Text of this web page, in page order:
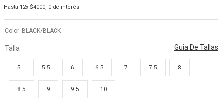
Hasta 12x $4000, 0 de interés
Color BLACK/BLACK
Guia De Tallas
Talla
5 5.5 6 6.5 7 7.5 8
8.5 9 9.5 10
6.
zapatilla negra
9 .
jump kick
10. triple kick